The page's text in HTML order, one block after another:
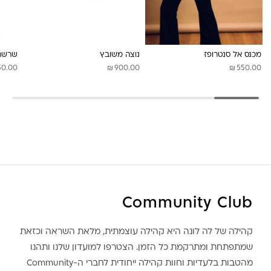
מכנס אל סנטרופז
₪ 550.00
נוצה משובץ
₪ 900.00
Community Club
קהילה של לה לונה היא קהילה עוצמתית, מלאת השראה וכזאת
שמתפתחת ומתרקמת כל הזמן. הצטרפו למועדון שלנו ותהנו
מהטבות בלעדיות וחוות קהילה ייחודית לחברי ה-Community